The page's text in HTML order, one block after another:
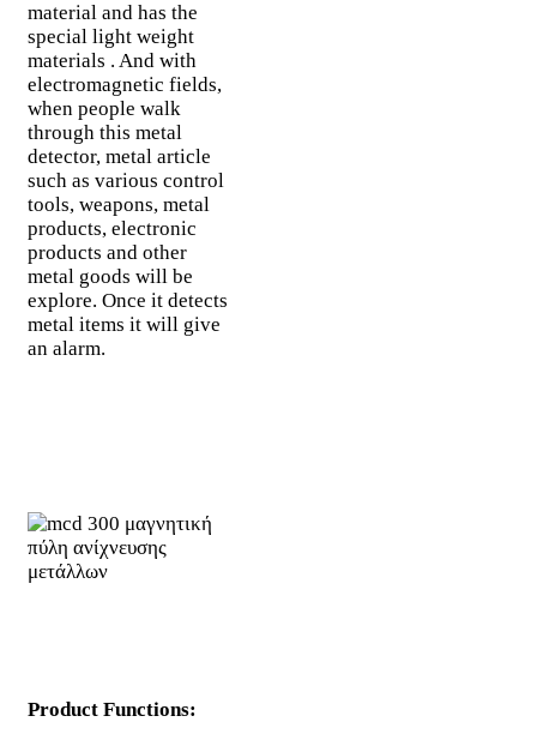
material and has the
special light weight
materials . And with
electromagnetic fields,
when people walk
through this metal
detector, metal article
such as various control
tools, weapons, metal
products, electronic
products and other
metal goods will be
explore. Once it detects
metal items it will give
an alarm.
Product Functions: